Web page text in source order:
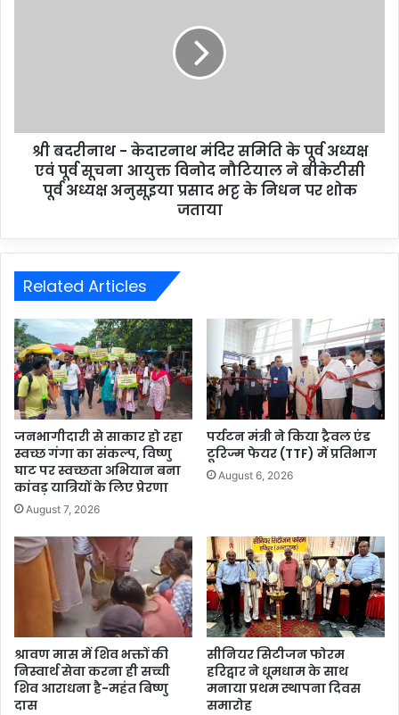
श्री बदरीनाथ - केदारनाथ मंदिर समिति के पूर्व अध्यक्ष
एवं पूर्व सूचना आयुक्त विनोद नौटियाल ने बीकेटीसी
पूर्व अध्यक्ष अनुसूइया प्रसाद भट्ट के निधन पर शोक
जताया
Related Articles
जनभागीदारी से साकार हो रहा
स्वच्छ गंगा का संकल्प, विष्णु
घाट पर स्वच्छता अभियान बना
कांवड़ यात्रियों के लिए प्रेरणा
August 7, 2026
पर्यटन मंत्री ने किया ट्रैवल एंड
टूरिज्म फेयर (TTF) में प्रतिभाग
August 6, 2026
श्रावण मास में शिव भक्तों की
निस्वार्थ सेवा करना ही सच्ची
शिव आराधना है-महंत बिष्णु
दास
सीनियर सिटीजन फोरम
हरिद्वार ने धूमधाम के साथ
मनाया प्रथम स्थापना दिवस
समारोह